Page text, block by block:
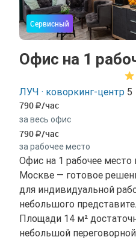
Сервисный
Офис на 1
ЛУЧ · коворкинг-центр 5
790 /час
за весь офис
790 /час
за рабочее место
Офис на 1 рабочее
Москве — готовое
для индивидуальной
небольшого
Площади 14 м²
небольшой